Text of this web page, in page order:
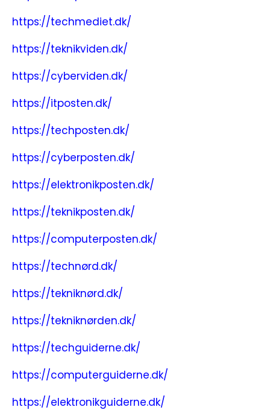
https://techmediet.dk/
https://teknikviden.dk/
https://cyberviden.dk/
https://itposten.dk/
https://techposten.dk/
https://cyberposten.dk/
https://elektronikposten.dk/
https://teknikposten.dk/
https://computerposten.dk/
https://technørd.dk/
https://tekniknørd.dk/
https://tekniknørden.dk/
https://techguiderne.dk/
https://computerguiderne.dk/
https://elektronikguiderne.dk/